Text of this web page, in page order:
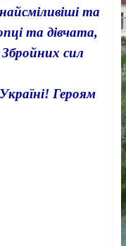
та
та дівчата,
сил
Героям